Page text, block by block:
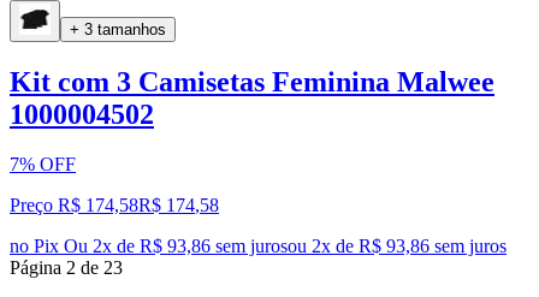
+ 3 tamanhos
Kit com 3 Camisetas Feminina Malwee
1000004502
7% OFF
Preço R$ 174,58R$ 174,58
no Pix Ou 2x de R$ 93,86 sem jurosou 2x de R$ 93,86 sem juros
Página 2 de 23